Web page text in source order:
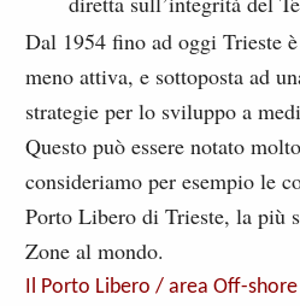
Dal 1954 fino ad oggi Trieste
meno attiva, e sottoposta ad
strategie per lo sviluppo a
Questo può essere notato
consideriamo per esempio le
Porto Libero di Trieste, la più
Zone al mondo.
Il Porto Libero / area Off-shore